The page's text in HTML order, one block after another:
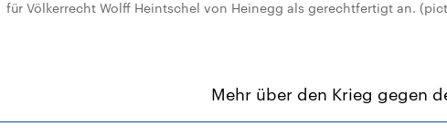
für Völkerrecht Wolff Heintschel von Heinegg als gerechtfertigt an.
Mehr über den Krieg gegen